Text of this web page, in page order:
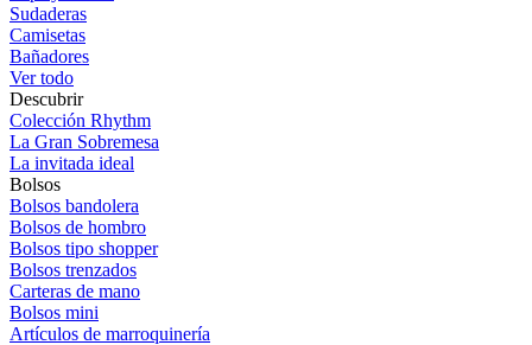
Sudaderas
Camisetas
Bañadores
Ver todo
Descubrir
Colección Rhythm
La Gran Sobremesa
La invitada ideal
Bolsos
Bolsos bandolera
Bolsos de hombro
Bolsos tipo shopper
Bolsos trenzados
Carteras de mano
Bolsos mini
Artículos de marroquinería